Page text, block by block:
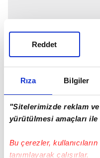
Rıza Bilgiler
"Sitelerimizde reklam
yürütülmesi amaçları ile
Bu çerezler, kullanıcıların
tanımlayarak çalışırlar.
Reddet